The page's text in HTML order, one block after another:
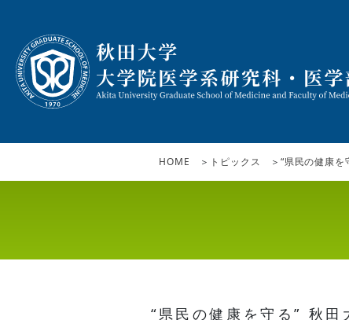
HOME トピックス “県民の健康
“県民の健康を守る” 秋